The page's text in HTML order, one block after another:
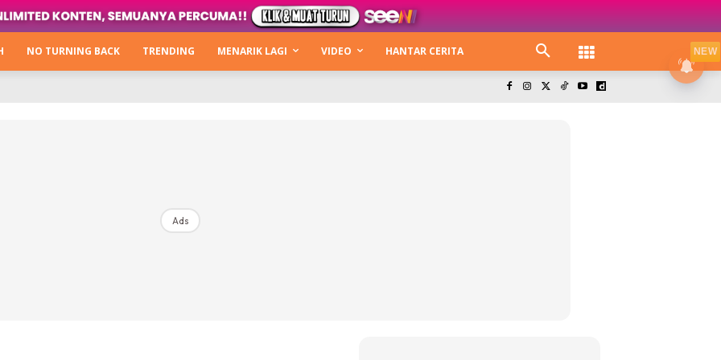
Hijabista
Next Level
NO TURNING BACK TRENDING MENARIK LAGI VIDEO HANTAR CERITA
Ads
NEW